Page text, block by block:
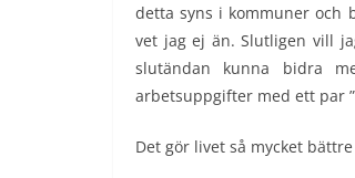
detta syns i kommuner och
vet jag ej än. Slutligen vill
slutändan kunna bidra
arbetsuppgifter med ett par
Det gör livet så mycket